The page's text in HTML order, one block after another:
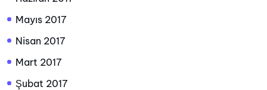
Mayıs 2017
Nisan 2017
Mart 2017
Şubat 2017